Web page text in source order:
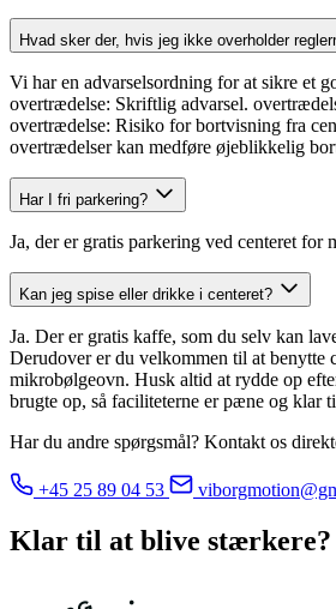
Hvad sker der, hvis jeg ikke overholder
Vi har en advarselsordning for at sikre et
overtrædelse: Skriftlig advarsel.
overtrædelse: Risiko for bortvisning fra
overtrædelser kan medføre øjeblikkelig
Har I fri parkering?
Ja, der er gratis parkering ved centeret for
Kan jeg spise eller drikke i centeret?
Ja. Der er gratis kaffe, som du selv kan
Derudover er du velkommen til at benytte
mikrobølgeovn. Husk altid at rydde op
brugte op, så faciliteterne er pæne og klar
Har du andre spørgsmål? Kontakt os
+45 25 89 04 53
Klar til at blive stærkere?
•